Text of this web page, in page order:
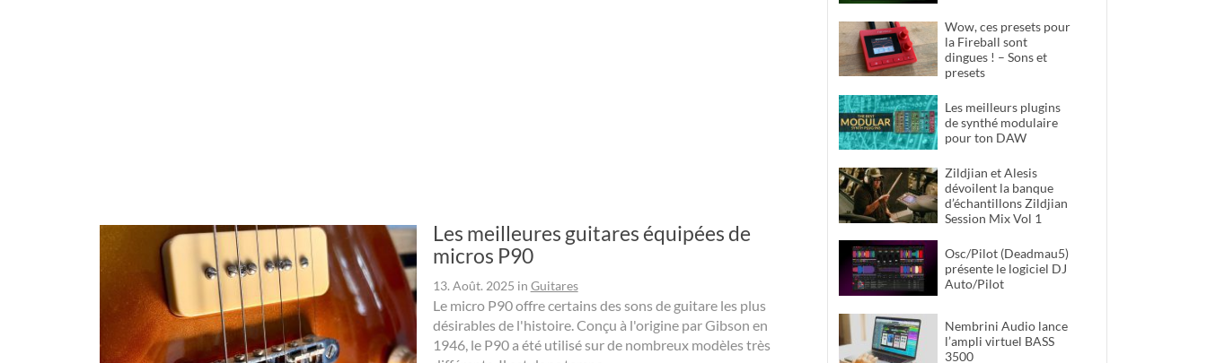
Les meilleures guitares équipées de
micros P90
13. Août. 2025 in Guitares
Le micro P90 offre certains des sons de guitare les plus
désirables de l'histoire. Conçu à l'origine par Gibson en
1946, le P90 a été utilisé sur de nombreux modèles très
Wow, ces presets pour
la Fireball sont
dingues ! – Sons et
presets
Les meilleurs plugins
de synthé modulaire
pour ton DAW
Zildjian et Alesis
dévoilent la banque
d’échantillons Zildjian
Session Mix Vol 1
Osc/Pilot (Deadmau5)
présente le logiciel DJ
Auto/Pilot
Nembrini Audio lance
l’ampli virtuel BASS
3500